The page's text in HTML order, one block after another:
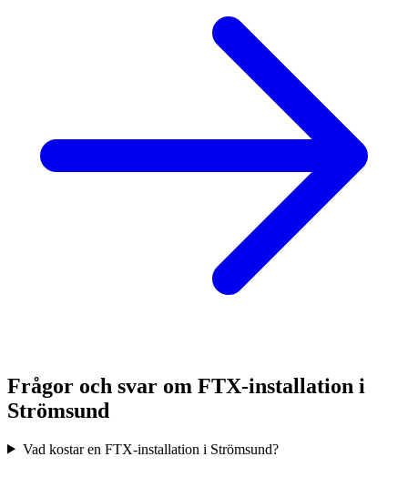
Frågor och svar om FTX-installation i
Strömsund
Vad kostar en FTX-installation i Strömsund?